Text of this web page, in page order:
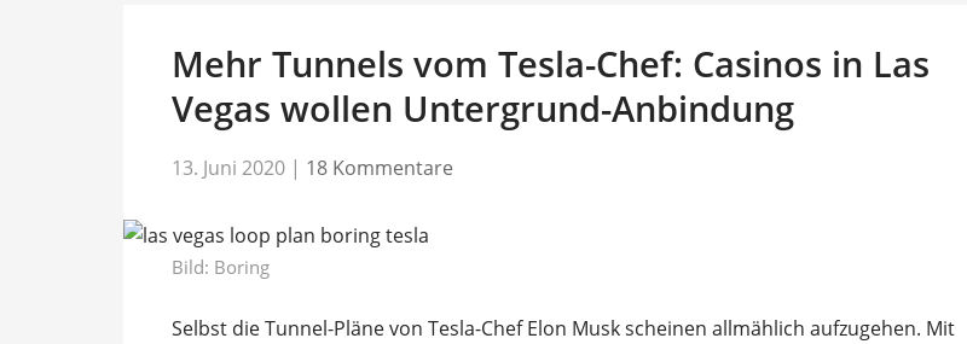
Mehr Tunnels vom Tesla-Chef: Casinos in Las
Vegas wollen Untergrund-Anbindung
13. Juni 2020 | 18 Kommentare
Bild: Boring
Selbst die Tunnel-Pläne von Tesla-Chef Elon Musk scheinen allmählich aufzugehen. Mit